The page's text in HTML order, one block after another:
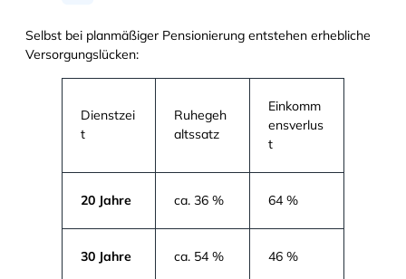
Selbst bei planmäßiger Pensionierung entstehen erhebliche
Versorgungslücken:
Dienstzei
t
Ruhegeh
altssatz
Einkomm
ensverlus
t
20 Jahre ca. 36 % 64 %
30 Jahre ca. 54 % 46 %